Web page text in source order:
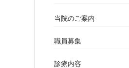
当院のご案内
職員募集
診療内容